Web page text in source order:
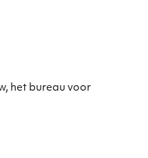
het bureau voor